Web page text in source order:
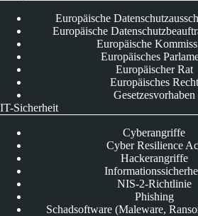
Europäische
Europäische
Europäische
Europäisches
Europäischer Rat
Europäisches Recht
Gesetzesvorhaben
IT-Sicherheit
Cyberangriffe
Cyber Resilience
Hackerangriffe
NIS-2-Richtlinie
Phishing
Schadsoftware (Maleware,